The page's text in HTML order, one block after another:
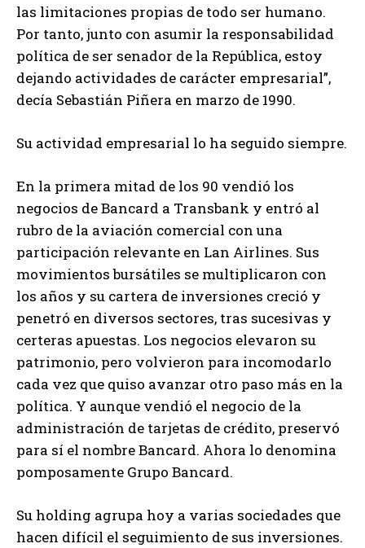
las limitaciones propias de todo ser humano.
Por tanto, junto con asumir la responsabilidad
política de ser senador de la República, estoy
dejando actividades de carácter empresarial”,
decía Sebastián Piñera en marzo de 1990.
Su actividad empresarial lo ha seguido siempre.
En la primera mitad de los 90 vendió los
negocios de Bancard a Transbank y entró al
rubro de la aviación comercial con una
participación relevante en Lan Airlines. Sus
movimientos bursátiles se multiplicaron con
los años y su cartera de inversiones creció y
penetró en diversos sectores, tras sucesivas y
certeras apuestas. Los negocios elevaron su
patrimonio, pero volvieron para incomodarlo
cada vez que quiso avanzar otro paso más en la
política. Y aunque vendió el negocio de la
administración de tarjetas de crédito, preservó
para sí el nombre Bancard. Ahora lo denomina
pomposamente Grupo Bancard.
Su holding agrupa hoy a varias sociedades que
hacen difícil el seguimiento de sus inversiones.